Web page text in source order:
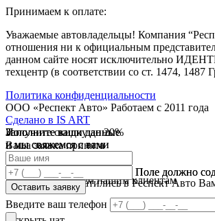
Принимаем к оплате:
Уважаемые автовладельцы! Компания
отношения ни к официальным
данном сайте носят исключительно
техцентр (в соответствии со ст. 1474, 1487
Политика конфиденциальности
ООО «Респект Авто» Работаем с 2011 года
Сделано в IS ART
Заполните ваши данные
и мы свяжемся с вами
Поле должно
Оставить заявку
Получите скидку до 20%
В течении 10 дней
мы предоставляем скидку
на все услуги всем нашим клиентам
Введите ваш телефон
Заполните ваши данные
и мы свяжемся с вами
Поле должно
Оставить заявку
✓
Ваша заявка принята
✓
Ваш ответ принят
Спасибо что обратились в Респект Авто